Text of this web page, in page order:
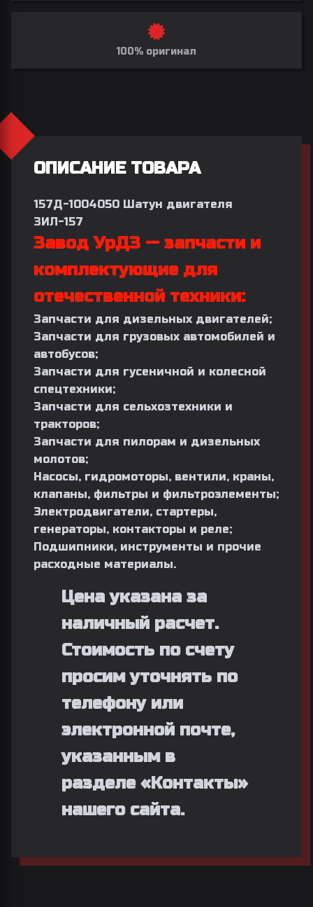
100% оригинал
ОПИСАНИЕ ТОВАРА
157Д-1004050 Шатун двигателя
ЗИЛ-157
Завод УрДЗ — запчасти и
комплектующие для
отечественной техники:
Запчасти для дизельных двигателей;
Запчасти для грузовых автомобилей и
автобусов;
Запчасти для гусеничной и колесной
спецтехники;
Запчасти для сельхозтехники и
тракторов;
Запчасти для пилорам и дизельных
молотов;
Насосы, гидромоторы, вентили, краны,
клапаны, фильтры и фильтроэлементы;
Электродвигатели, стартеры,
генераторы, контакторы и реле;
Подшипники, инструменты и прочие
расходные материалы.
Цена указана за
наличный расчет.
Стоимость по счету
просим уточнять по
телефону или
электронной почте,
указанным в
разделе «Контакты»
нашего сайта.